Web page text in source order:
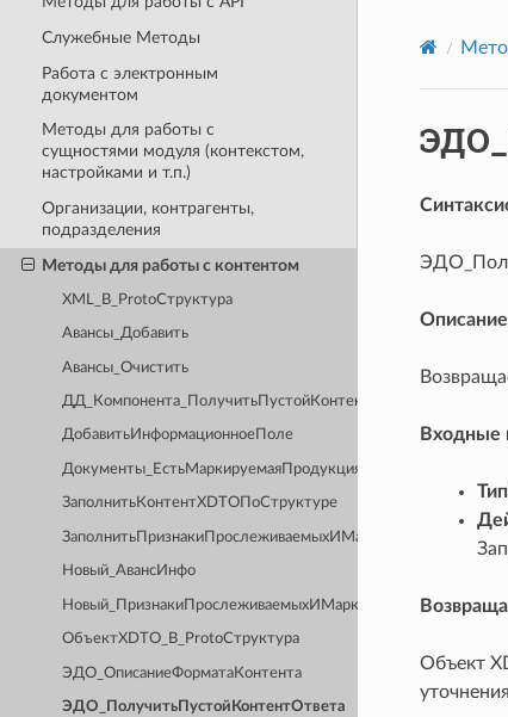
Служебные Методы
Работа с электронным
документом
Методы для работы с
сущностями модуля (контекстом,
настройками и т.п.)
Организации, контрагенты,
подразделения
Методы для работы с контентом
XML_В_ProtoСтруктура
Авансы_Добавить
Авансы_Очистить
ДД_Компонента_ПолучитьПустойКонтент
ДобавитьИнформационноеПоле
Документы_ЕстьМаркируемаяПродукция
ЗаполнитьКонтентXDTOПоСтруктуре
ЗаполнитьПризнакиПрослеживаемыхИМаркируемыхТоваров
Новый_АвансИнфо
Новый_ПризнакиПрослеживаемыхИМаркируемыхТоваров
ОбъектXDTO_В_ProtoСтруктура
ЭДО_ОписаниеФорматаКонтента
ЭДО_ПолучитьПустойКонтентОтвета
Входные
Объект